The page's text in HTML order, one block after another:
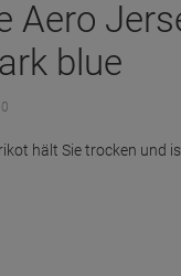
Aero
blue
hält Sie trocken und